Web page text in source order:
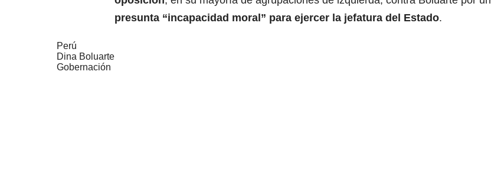
presunta “incapacidad moral” para ejercer la jefatura del Estado.
Perú
Dina Boluarte
Gobernación